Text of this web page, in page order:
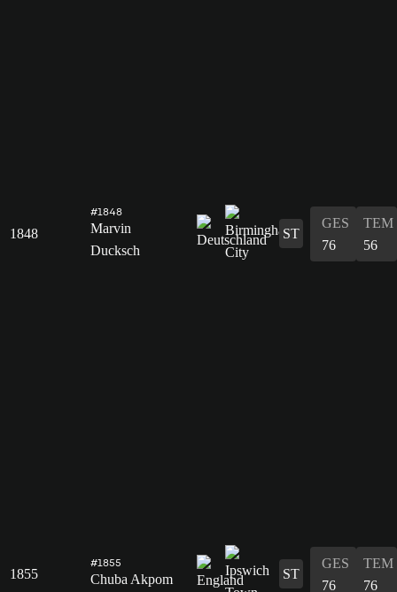
1848
#1848
Marvin
Ducksch
ST
GES
76
TEM
56
1855
#1855
Chuba Akpom ST
GES
76
TEM
76